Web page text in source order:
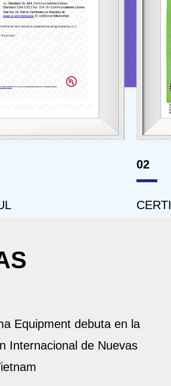
02
Equipment debuta en la
Internacional de Nuevas